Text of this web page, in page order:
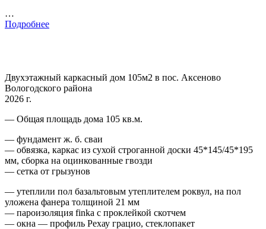
…
Подробнее
Двухэтажный каркасный дом 105м2 в пос. Аксеново
Вологодского района
2026 г.
— Общая площадь дома 105 кв.м.
— фундамент ж. б. сваи
— обвязка, каркас из сухой строганной доски 45*145/45*195
мм, сборка на оцинкованные гвозди
— сетка от грызунов
— утеплили пол базальтовым утеплителем роквул, на пол
уложена фанера толщиной 21 мм
— пароизоляция finka с проклейкой скотчем
— окна — профиль Рехау грацио, стеклопакет